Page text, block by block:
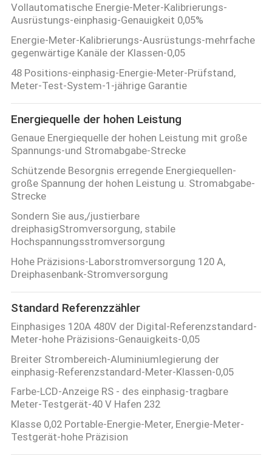
Vollautomatische Energie-Meter-Kalibrierungs-
Ausrüstungs-einphasig-Genauigkeit 0,05%
Energie-Meter-Kalibrierungs-Ausrüstungs-mehrfache
gegenwärtige Kanäle der Klassen-0,05
48 Positions-einphasig-Energie-Meter-Prüfstand,
Meter-Test-System-1-jährige Garantie
Energiequelle der hohen Leistung
Genaue Energiequelle der hohen Leistung mit große
Spannungs-und Stromabgabe-Strecke
Schützende Besorgnis erregende Energiequellen-
große Spannung der hohen Leistung u. Stromabgabe-
Strecke
Sondern Sie aus,/justierbare
dreiphasigStromversorgung, stabile
Hochspannungsstromversorgung
Hohe Präzisions-Laborstromversorgung 120 A,
Dreiphasenbank-Stromversorgung
Standard Referenzzähler
Einphasiges 120A 480V der Digital-Referenzstandard-
Meter-hohe Präzisions-Genauigkeits-0,05
Breiter Strombereich-Aluminiumlegierung der
einphasig-Referenzstandard-Meter-Klassen-0,05
Farbe-LCD-Anzeige RS - des einphasig-tragbare
Meter-Testgerät-40 V Hafen 232
Klasse 0,02 Portable-Energie-Meter, Energie-Meter-
Testgerät-hohe Präzision